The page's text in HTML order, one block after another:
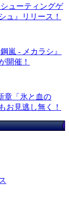
ューティングゲ
ュ』リリース！
嵐 - メカラシ』
開催！
章「氷と血の
お見逃し無く！